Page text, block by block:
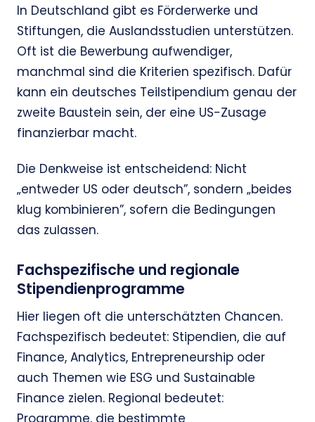
In Deutschland gibt es Förderwerke und
Stiftungen, die Auslandsstudien unterstützen.
Oft ist die Bewerbung aufwendiger,
manchmal sind die Kriterien spezifisch. Dafür
kann ein deutsches Teilstipendium genau der
zweite Baustein sein, der eine US-Zusage
finanzierbar macht.
Die Denkweise ist entscheidend: Nicht
„entweder US oder deutsch”, sondern „beides
klug kombinieren”, sofern die Bedingungen
das zulassen.
Fachspezifische und regionale
Stipendienprogramme
Hier liegen oft die unterschätzten Chancen.
Fachspezifisch bedeutet: Stipendien, die auf
Finance, Analytics, Entrepreneurship oder
auch Themen wie ESG und Sustainable
Finance zielen. Regional bedeutet:
Programme, die bestimmte